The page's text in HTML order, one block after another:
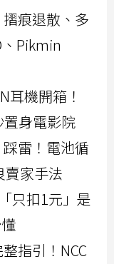
痕退散、多
Pikmin
耳機開箱！
身電影院
雷！電池循
賣家手法
只扣1元」是
指引！NCC